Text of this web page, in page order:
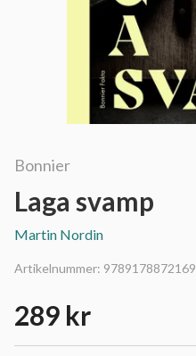
Bonnier
Laga svamp
Martin Nordin
Artikelnummer: 9789178872169
289 kr